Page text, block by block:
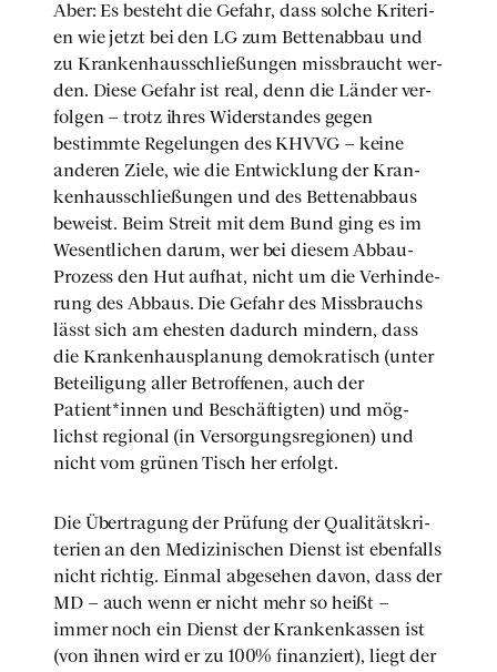
Aber: Es besteht die Gefahr, dass sol­che Kri­te­ri­
en wie jetzt bei den LG zum Bet­ten­ab­bau und
zu Kran­ken­haus­schlie­ßun­gen miss­braucht wer­
den. Die­se Gefahr ist real, denn die Län­der ver­
fol­gen – trotz ihres Wider­stan­des gegen
bestimm­te Rege­lun­gen des KHVVG – kei­ne
ande­ren Zie­le, wie die Ent­wick­lung der Kran­
ken­haus­schlie­ßun­gen und des Bet­ten­ab­baus
beweist. Beim Streit mit dem Bund ging es im
Wesent­li­chen dar­um, wer bei die­sem Abbau-
Pro­zess den Hut auf­hat, nicht um die Ver­hin­de­
rung des Abbaus. Die Gefahr des Miss­brauchs
lässt sich am ehes­ten dadurch min­dern, dass
die Kran­ken­haus­pla­nung demo­kra­tisch (unter
Betei­li­gung aller Betrof­fe­nen, auch der
Patient*innen und Beschäf­tig­ten) und mög­
lichst regio­nal (in Ver­sor­gungs­re­gio­nen) und
nicht vom grü­nen Tisch her erfolgt.
Die Über­tra­gung der Prü­fung der Qua­li­täts­kri­
te­ri­en an den Medi­zi­ni­schen Dienst ist eben­falls
nicht rich­tig. Ein­mal abge­se­hen davon, dass der
MD – auch wenn er nicht mehr so heißt –
immer noch ein Dienst der Kran­ken­kas­sen ist
(von ihnen wird er zu 100% finan­ziert), liegt der